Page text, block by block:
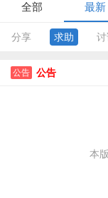
全部 最新
分享 求助
公告 公告
本